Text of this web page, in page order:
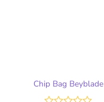
Chip Bag Beyblade